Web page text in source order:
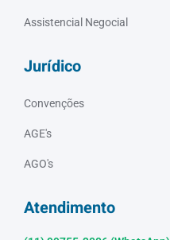
Assistencial Negocial
Jurídico
Convenções
AGE's
AGO's
Atendimento